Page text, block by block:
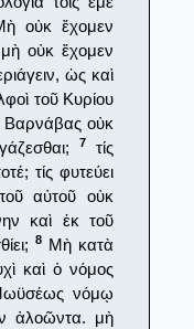
οὐκ ἔχομεν
μὴ οὐκ ἔχομεν
ὡς καὶ
τοῦ Κυρίου
οὐκ
7
τίς
τίς φυτεύει
αὐτοῦ οὐκ
καὶ ἐκ τοῦ
8 Μὴ κατὰ
καὶ ὁ νόμος
νόμῳ
ἀλοῶντα. μὴ